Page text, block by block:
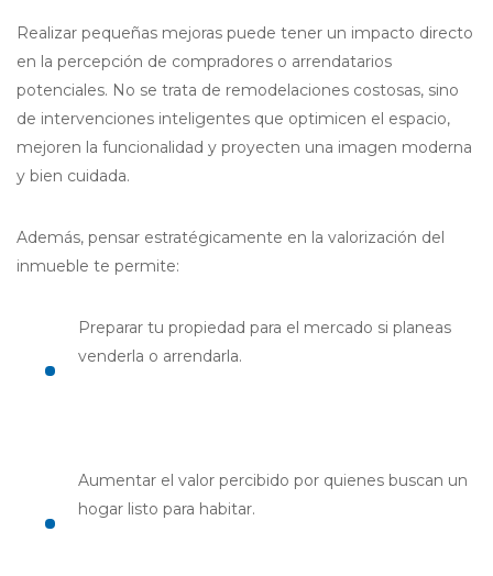
Realizar pequeñas mejoras puede tener un impacto directo
en la percepción de compradores o arrendatarios
potenciales. No se trata de remodelaciones costosas, sino
de intervenciones inteligentes que optimicen el espacio,
mejoren la funcionalidad y proyecten una imagen moderna
y bien cuidada.
Además, pensar estratégicamente en la valorización del
inmueble te permite:
Preparar tu propiedad para el mercado si planeas
venderla o arrendarla.
Aumentar el valor percibido por quienes buscan un
hogar listo para habitar.